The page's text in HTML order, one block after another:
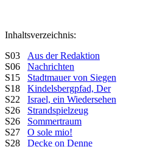
Inhaltsverzeichnis:
S03 Aus der Redaktion
S06 Nachrichten
S15 Stadtmauer von Siegen
S18 Kindelsbergpfad, Der
S22 Israel, ein Wiedersehen
S26 Strandspielzeug
S26 Sommertraum
S27 O sole mio!
S28 Decke on Denne